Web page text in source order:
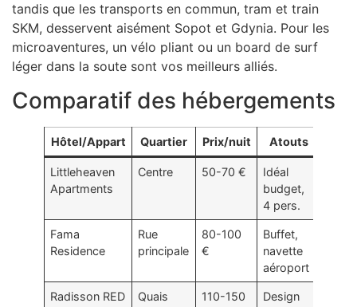
tandis que les transports en commun, tram et train
SKM, desservent aisément Sopot et Gdynia. Pour les
microaventures, un vélo pliant ou un board de surf
léger dans la soute sont vos meilleurs alliés.
Comparatif des hébergements
Hôtel/Appart Quartier Prix/nuit Atouts
Littleheaven
Apartments
Centre 50-70 €
Idéal
budget,
4 pers.
Fama
Residence
Rue
principale
80-100
€
Buffet,
navette
aéroport
Radisson RED
Quais
110-150
Design